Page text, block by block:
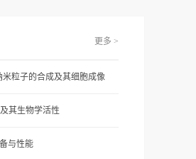
更多 >
粒子的合成及其细胞成像
其生物学活性
与性能